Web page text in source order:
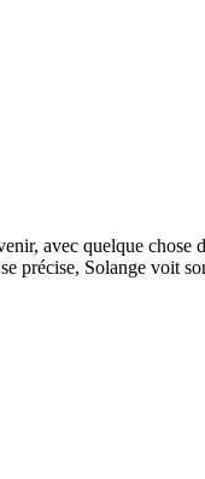
avec quelque
précise, Solange voit